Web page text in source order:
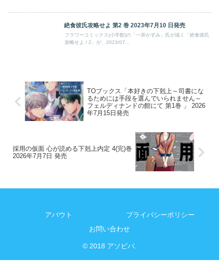
絶食彼氏攻略せよ 第2 巻 2023年7月10 日発売
フラワーコミックス(小学館)の「一井かずみ」氏が描く「絶食彼氏
攻略せよ / 2」が、2023/07...
TOブックス「本好きの下剋上～司書にな
るためには手段を選んでいられません～
フェルディナンドの館にて 第1巻 」 2026
年7月15日発売
採用の仮面 心が読める下剋上内定 4(完)巻
2026年7月7日 発売
アバウト
プライバシーポリシー
お問い合わせ
© 2018 アソビバ.